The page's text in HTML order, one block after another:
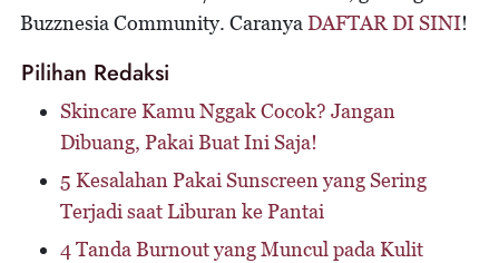
Buzznesia Community. Caranya DAFTAR DI SINI!
Pilihan Redaksi
Skincare Kamu Nggak Cocok? Jangan
Dibuang, Pakai Buat Ini Saja!
5 Kesalahan Pakai Sunscreen yang Sering
Terjadi saat Liburan ke Pantai
4 Tanda Burnout yang Muncul pada Kulit